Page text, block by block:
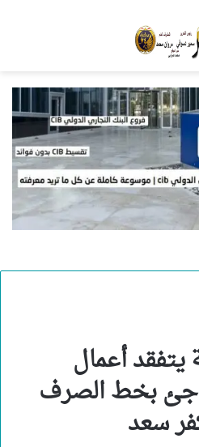
يتفقد أعمال
بخط الصرف
سعد